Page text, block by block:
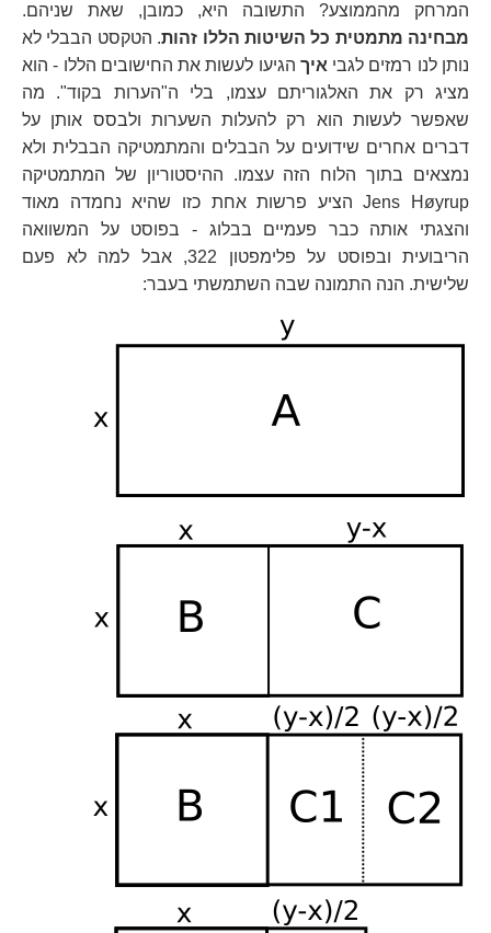
המרחק מהממוצע? התשובה היא, כמובן, שאת שניהם.
מבחינה מתמטית כל השיטות הללו זהות. הטקסט הבבלי לא
נותן לנו רמזים לגבי איך הגיעו לעשות את החישובים הללו - הוא
מציג רק את האלגוריתם עצמו, בלי ה"הערות בקוד". מה
שאפשר לעשות הוא רק להעלות השערות ולבסס אותן על
דברים אחרים שידועים על הבבלים והמתמטיקה הבבלית ולא
נמצאים בתוך הלוח הזה עצמו. ההיסטוריון של המתמטיקה
Jens Høyrup הציע פרשות אחת כזו שהיא נחמדה מאוד
והצגתי אותה כבר פעמיים בבלוג - בפוסט על המשוואה
הריבועית ובפוסט על פלימפטון 322, אבל למה לא פעם
שלישית. הנה התמונה שבה השתמשתי בעבר: